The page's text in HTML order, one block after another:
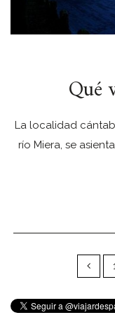
Qué
La localidad
río Miera, se
Paginación
entradas
1